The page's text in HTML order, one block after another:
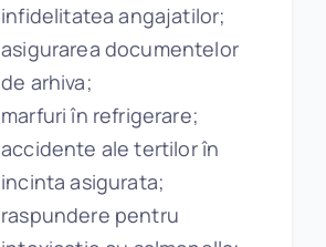
infidelitatea angajatilor;
asigurarea documentelor
de arhiva;
marfuri în refrigerare;
accidente ale tertilor în
incinta asigurata;
raspundere pentru